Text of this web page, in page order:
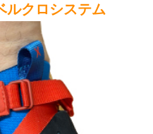
クロシステム